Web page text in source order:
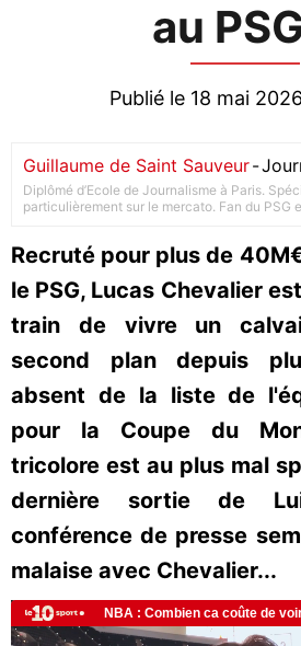
au
Publié le 18 mai
Guillaume de Saint Sauveur-
Diplômé d’Ecole de Journalisme à Paris.
particulièrement sur le mercato. Fan du PSG
Recruté pour plus de
le PSG, Lucas Chevalier
train de vivre un
second plan depuis
absent de la liste de
pour la Coupe du
tricolore est au plus mal
dernière sortie de
conférence de presse
malaise avec Chevalier...